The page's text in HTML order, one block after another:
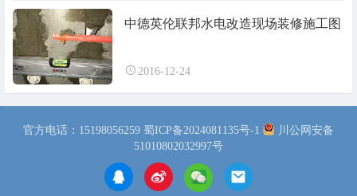
中德英伦联邦水电改造现场装修施工图
2016-12-24
官方电话：15198056259 蜀ICP备2024081135号-1
川公网安备
51010802032997号